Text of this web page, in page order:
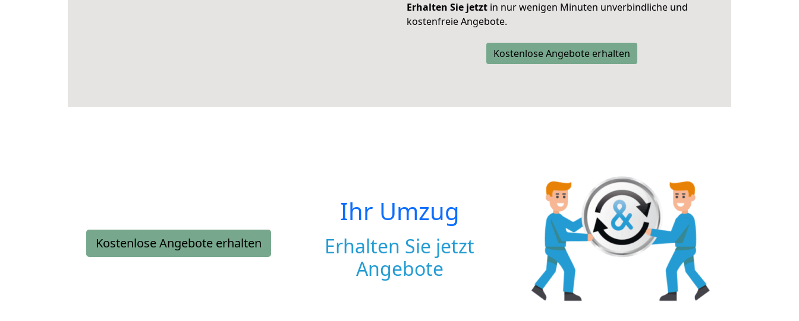
Erhalten Sie jetzt in nur wenigen Minuten unverbindliche und
kostenfreie Angebote.
Kostenlose Angebote erhalten
Kostenlose Angebote erhalten
Ihr Umzug
Erhalten Sie jetzt
Angebote